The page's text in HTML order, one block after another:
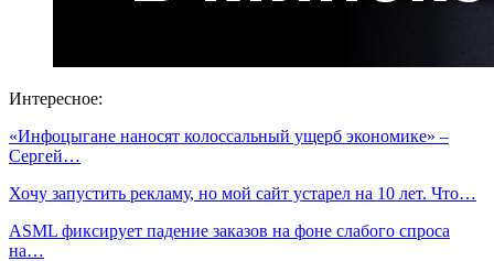
Интересное:
«Инфоцыгане наносят колоссальный ущерб экономике» –
Сергей…
Хочу запустить рекламу, но мой сайт устарел на 10 лет. Что…
ASML фиксирует падение заказов на фоне слабого спроса
на…